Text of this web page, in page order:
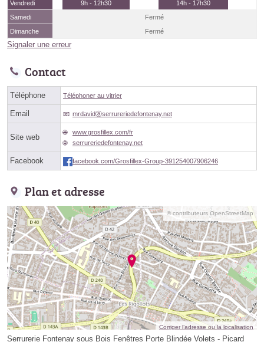
Vendredi
9h - 12h30
14h - 17h30
Samedi
Fermé
Dimanche
Fermé
Signaler une erreur
Contact
Téléphone Téléphoner au vitrier
Email mrdavidⓐserrureriedefontenay.net
Site web
www.grosfillex.com/fr
serrureriedefontenay.net
Facebook facebook.com/Grosfillex-Group-391254007906246
Plan et adresse
© contributeurs OpenStreetMap
Corriger l’adresse ou la localisation
Serrurerie Fontenay sous Bois Fenêtres Porte Blindée Volets - Picard